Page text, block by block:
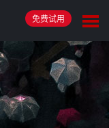
免费试用